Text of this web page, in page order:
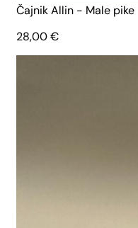
Čajnik Allin - Male pike
28,00€